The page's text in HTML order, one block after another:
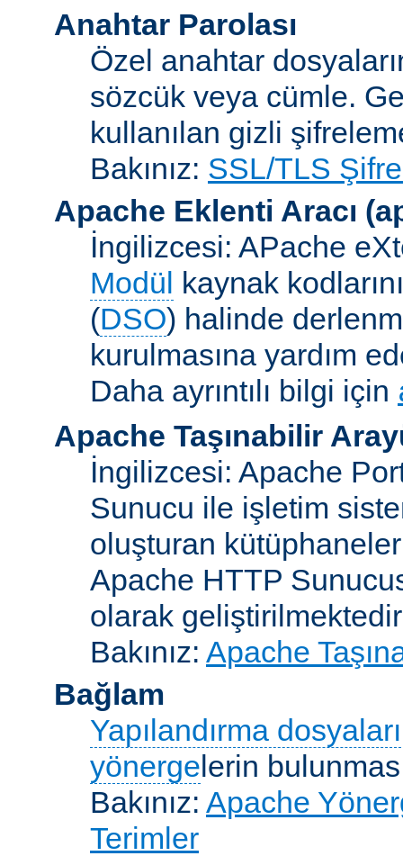
Anahtar Parolası
Özel anahtar
sözcük veya cümle.
kullanılan gizli
Bakınız: SSL/TLS
Apache Eklenti Aracı
İngilizcesi: APache
Modül kaynak
(DSO) halinde
kurulmasına yardım
Daha ayrıntılı bilgi için
Apache Taşınabilir
İngilizcesi: Apache
Sunucu ile işletim
oluşturan
Apache HTTP
olarak
Bakınız: Apache
Bağlam
Yapılandırma dosyaları
yönergelerin
Bakınız: Apache
Terimler